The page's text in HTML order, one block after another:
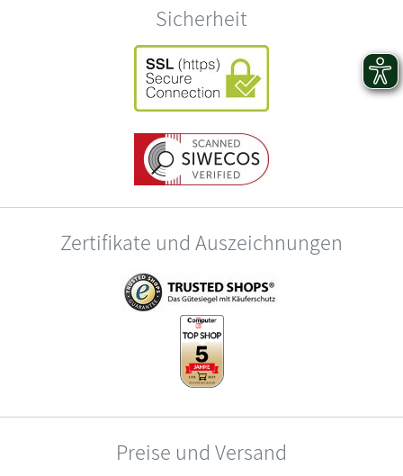
Sicherheit
Zertifikate und Auszeichnungen
Preise und Versand